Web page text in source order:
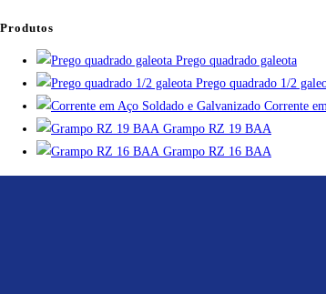
Produtos
Prego quadrado galeota
Prego quadrado 1/2
Corrente
Grampo RZ 19 BAA
Grampo RZ 16 BAA